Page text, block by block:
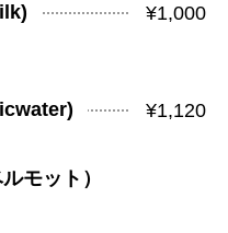
¥1,000
¥1,120
ルモット）